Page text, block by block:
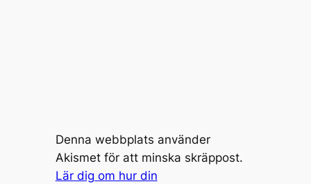
Denna webbplats använder
Akismet för att minska skräppost.
Lär dig om hur din